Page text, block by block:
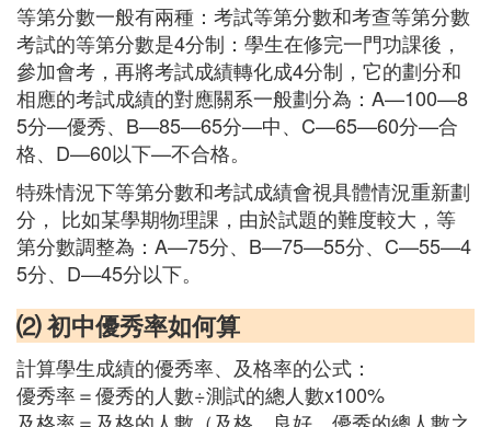
等第分數一般有兩種：考試等第分數和考查等第分數
考試的等第分數是4分制：學生在修完一門功課後，
參加會考，再將考試成績轉化成4分制，它的劃分和
相應的考試成績的對應關系一般劃分為：A—100—8
5分—優秀、B—85—65分—中、C—65—60分—合
格、D—60以下—不合格。
特殊情況下等第分數和考試成績會視具體情況重新劃
分， 比如某學期物理課，由於試題的難度較大，等
第分數調整為：A—75分、B—75—55分、C—55—4
5分、D—45分以下。
⑵ 初中優秀率如何算
計算學生成績的優秀率、及格率的公式：
優秀率＝優秀的人數÷測試的總人數x100%